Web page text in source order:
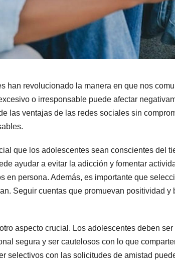
han revolucionado la manera en que nos
o irresponsable puede afectar
las ventajas de las redes sociales sin
que los adolescentes sean conscientes del
ayudar a evitar la adicción y fomentar
en persona. Además, es importante que
Seguir cuentas que promuevan positividad
aspecto crucial. Los adolescentes deben
segura y ser cautelosos con lo que
selectivos con las solicitudes de amistad